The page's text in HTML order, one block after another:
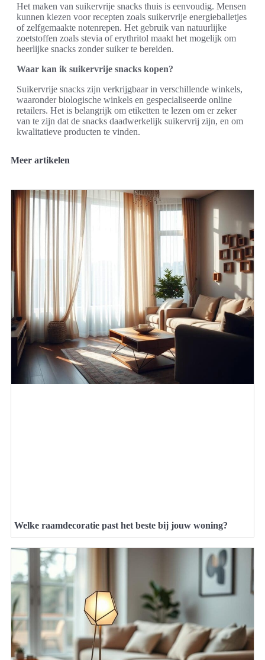
Het maken van suikervrije snacks thuis is eenvoudig. Mensen
kunnen kiezen voor recepten zoals suikervrije energieballetjes
of zelfgemaakte notenrepen. Het gebruik van natuurlijke
zoetstoffen zoals stevia of erythritol maakt het mogelijk om
heerlijke snacks zonder suiker te bereiden.
Waar kan ik suikervrije snacks kopen?
Suikervrije snacks zijn verkrijgbaar in verschillende winkels,
waaronder biologische winkels en gespecialiseerde online
retailers. Het is belangrijk om etiketten te lezen om er zeker
van te zijn dat de snacks daadwerkelijk suikervrij zijn, en om
kwalitatieve producten te vinden.
Meer artikelen
Welke raamdecoratie past het beste bij jouw woning?